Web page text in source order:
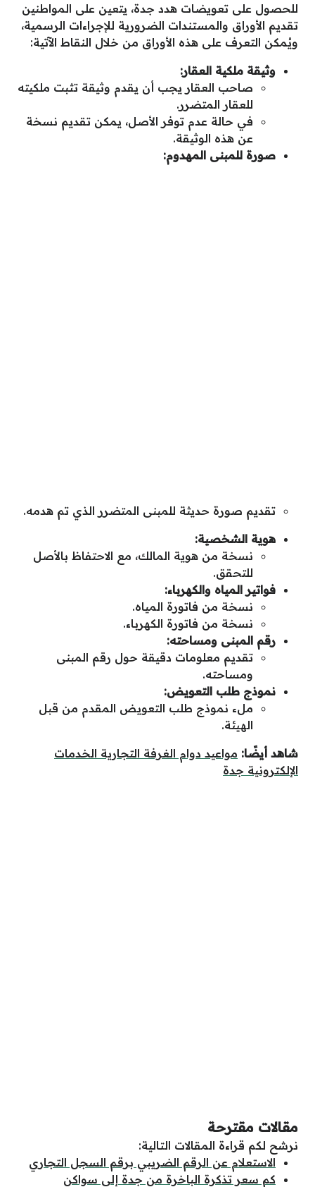
للحصول على تعويضات هدد جدة، يتعين على المواطنين
تقديم الأوراق والمستندات الضرورية للإجراءات الرسمية،
ويُمكن التعرف على هذه الأوراق من خلال النقاط الآتية:
وثيقة ملكية العقار:
صاحب العقار يجب أن يقدم وثيقة تثبت ملكيته
للعقار المتضرر.
في حالة عدم توفر الأصل، يمكن تقديم نسخة
عن هذه الوثيقة.
صورة للمبنى المهدوم:
تقديم صورة حديثة للمبنى المتضرر الذي تم هدمه.
هوية الشخصية:
نسخة من هوية المالك، مع الاحتفاظ بالأصل
للتحقق.
فواتير المياه والكهرباء:
نسخة من فاتورة المياه.
نسخة من فاتورة الكهرباء.
رقم المبنى ومساحته:
تقديم معلومات دقيقة حول رقم المبنى
ومساحته.
نموذج طلب التعويض:
ملء نموذج طلب التعويض المقدم من قبل
الهيئة.
شاهد أيضًا: مواعيد دوام الغرفة التجارية الخدمات
الإلكترونية جدة
مقالات مقترحة
نرشح لكم قراءة المقالات التالية:
الاستعلام عن الرقم الضريبي برقم السجل التجاري
كم سعر تذكرة الباخرة من جدة إلى سواكن